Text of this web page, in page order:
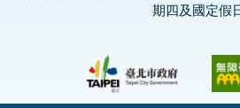
期四及國定假